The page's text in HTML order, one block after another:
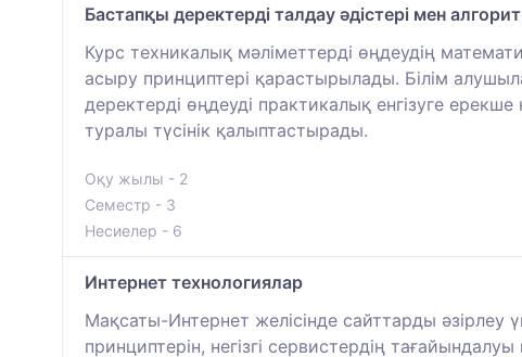
Бастапқы деректерді талдау әдістері мен
Курс техникалық мәліметтерді өңдеудің
асыру принциптері қарастырылады. Білім
деректерді өңдеуді практикалық енгізуге
туралы түсінік қалыптастырады.
Оқу жылы - 2
Семестр - 3
Несиелер - 6
Интернет технологиялар
Мақсаты-Интернет желісінде сайттарды әзірлеу
принциптерін, негізгі сервистердің